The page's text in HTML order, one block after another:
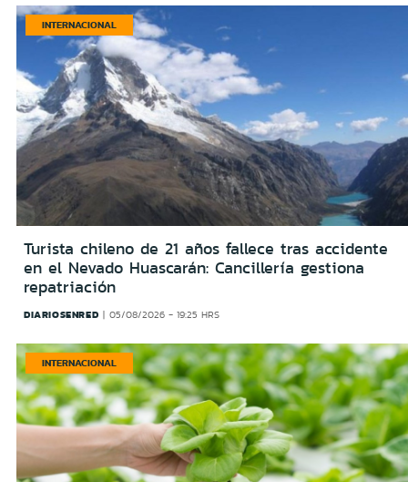
INTERNACIONAL
Turista chileno de 21 años fallece tras accidente
en el Nevado Huascarán: Cancillería gestiona
repatriación
DIARIOSENRED 05/08/2026 - 19:25 HRS
INTERNACIONAL